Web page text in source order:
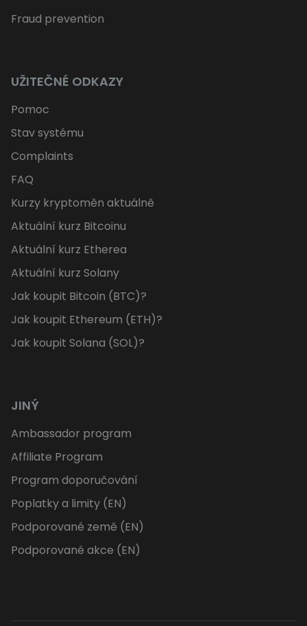
Fraud prevention
UŽITEČNÉ ODKAZY
Pomoc
Stav systému
Complaints
FAQ
Kurzy kryptoměn aktuálně
Aktuální kurz Bitcoinu
Aktuální kurz Etherea
Aktuální kurz Solany
Jak koupit Bitcoin (BTC)?
Jak koupit Ethereum (ETH)?
Jak koupit Solana (SOL)?
JINÝ
Ambassador program
Affiliate Program
Program doporučování
Poplatky a limity (EN)
Podporované země (EN)
Podporované akce (EN)